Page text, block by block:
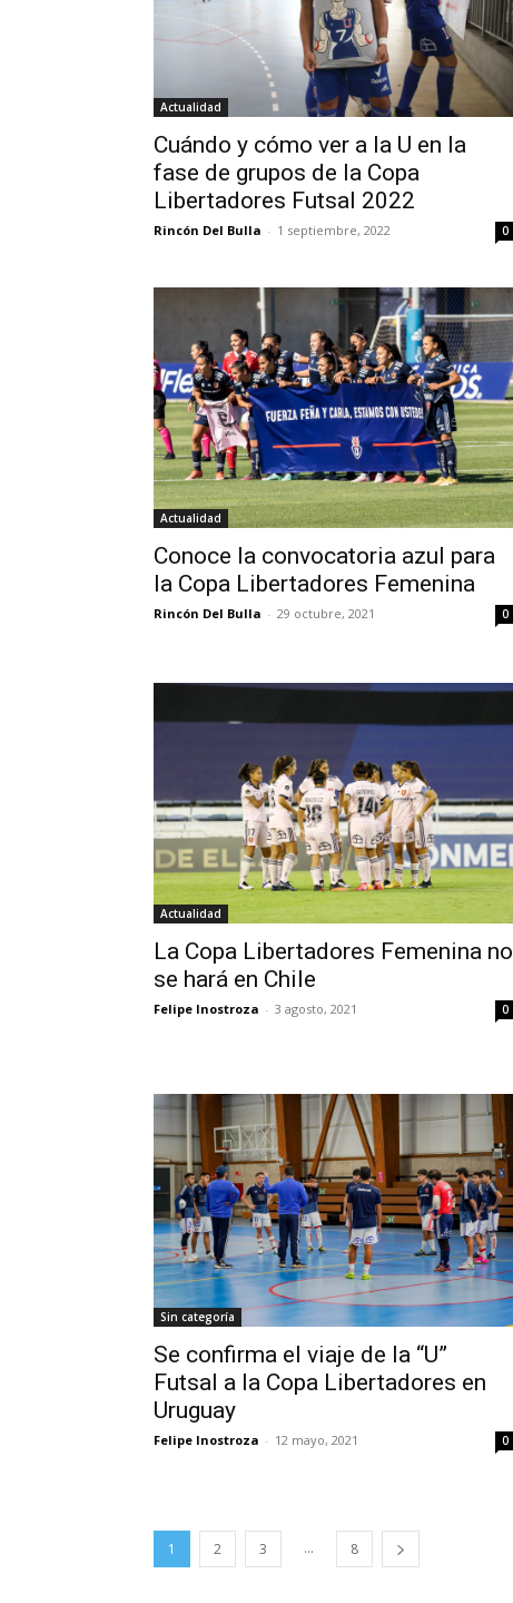
Actualidad
Cuándo y cómo ver a la U en la
fase de grupos de la Copa
Libertadores Futsal 2022
Rincón Del Bulla - 1 septiembre, 2022 0
Actualidad
Conoce la convocatoria azul para
la Copa Libertadores Femenina
Rincón Del Bulla - 29 octubre, 2021 0
Actualidad
La Copa Libertadores Femenina no
se hará en Chile
Felipe Inostroza - 3 agosto, 2021 0
Sin categoría
Se confirma el viaje de la “U”
Futsal a la Copa Libertadores en
Uruguay
Felipe Inostroza - 12 mayo, 2021 0
1 2 3 ... 8